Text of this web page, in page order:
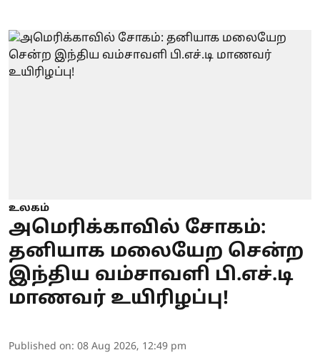
உலகம்
அமெரிக்காவில் சோகம்:
தனியாக மலையேற சென்ற
இந்திய வம்சாவளி பி.எச்.டி
மாணவர் உயிரிழப்பு!
Published on: 08 Aug 2026, 12:49 pm